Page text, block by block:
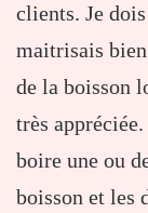
clients. Je
maitrisais
de la boisson
très
boire une ou
boisson et les